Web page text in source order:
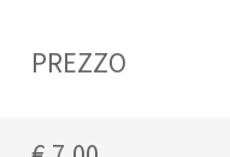
PREZZO